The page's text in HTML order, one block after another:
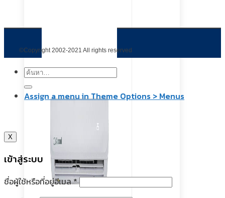
©Copyright 2002-2021 All rights reserved
ค้นหา:
Assign a menu in Theme Options > Menus
X
เข้าสู่ระบบ
ชื่อผู้ใช้หรือที่อยู่อีเมล*